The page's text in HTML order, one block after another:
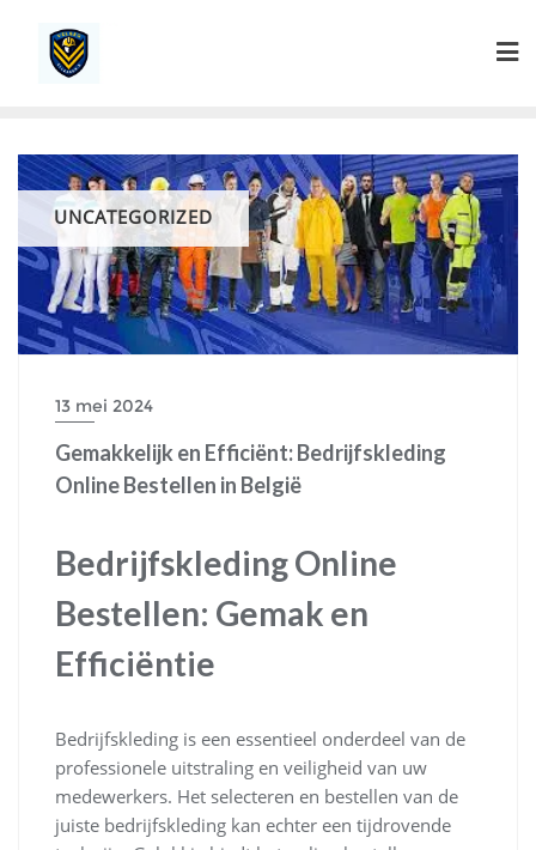
UNCATEGORIZED
13 mei 2024
Gemakkelijk en Efficiënt: Bedrijfskleding
Online Bestellen in België
Bedrijfskleding Online
Bestellen: Gemak en
Efficiëntie
Bedrijfskleding is een essentieel onderdeel van de
professionele uitstraling en veiligheid van uw
medewerkers. Het selecteren en bestellen van de
juiste bedrijfskleding kan echter een tijdrovende